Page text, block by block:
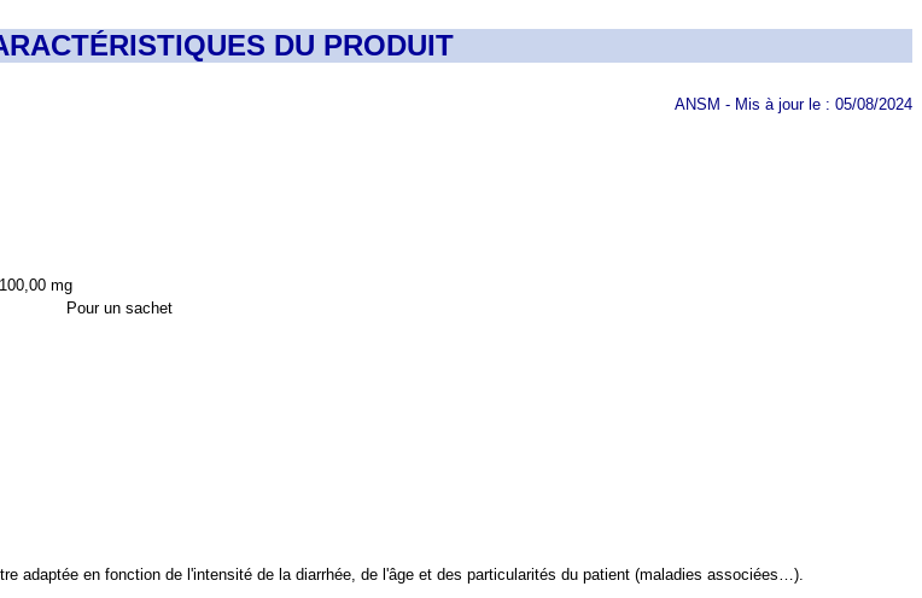
DU PRODUIT
ANSM - Mis à jour le : 05/08/2024
mg
Pour un sachet
adaptée en fonction de l'intensité de la diarrhée, de l'âge et des particularités du patient (maladies associées…).